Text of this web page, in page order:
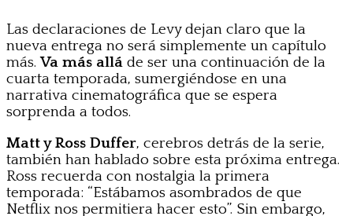
Las declaraciones de Levy dejan claro que la
nueva entrega no será simplemente un capítulo
más.Va más allá de ser una continuación de la
cuarta temporada, sumergiéndose en una
narrativa cinematográfica que se espera
sorprenda a todos.
Matt y Ross Duffer, cerebros detrás de la serie,
también han hablado sobre esta próxima entrega.
Ross recuerda con nostalgia la primera
temporada: “Estábamos asombrados de que
Netflix nos permitiera hacer esto”. Sin embargo,